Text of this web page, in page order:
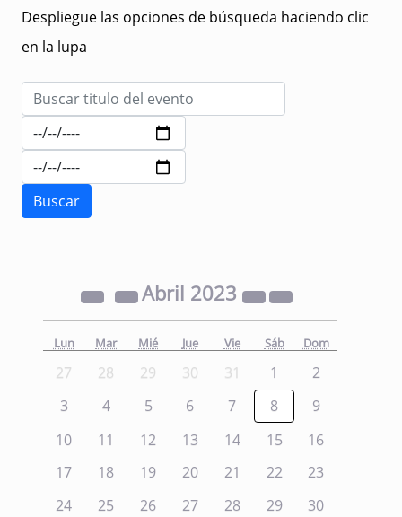
Despliegue las opciones de búsqueda haciendo clic
en la lupa
Abril 2023
Lun Mar Mié Jue Vie Sáb Dom
27 28 29 30 31 1
2
3
4 5 6 7 8
9
10
11 12 13 14 15
16
17
18 19 20 21 22
23
24
25 26 27 28 29
30